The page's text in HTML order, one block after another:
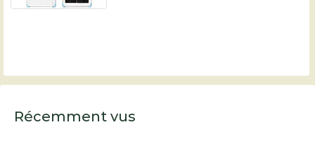
Récemment vus